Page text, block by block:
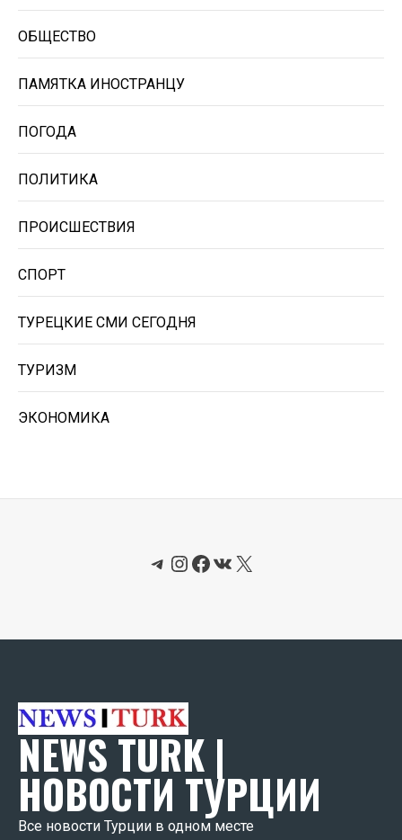
ОБЩЕСТВО
ПАМЯТКА ИНОСТРАНЦУ
ПОГОДА
ПОЛИТИКА
ПРОИСШЕСТВИЯ
СПОРТ
ТУРЕЦКИЕ СМИ СЕГОДНЯ
ТУРИЗМ
ЭКОНОМИКА
Telegram
Instagram
Facebook
ВКонтакте
X
NEWS TURK |
НОВОСТИ ТУРЦИИ
Все новости Турции в одном месте